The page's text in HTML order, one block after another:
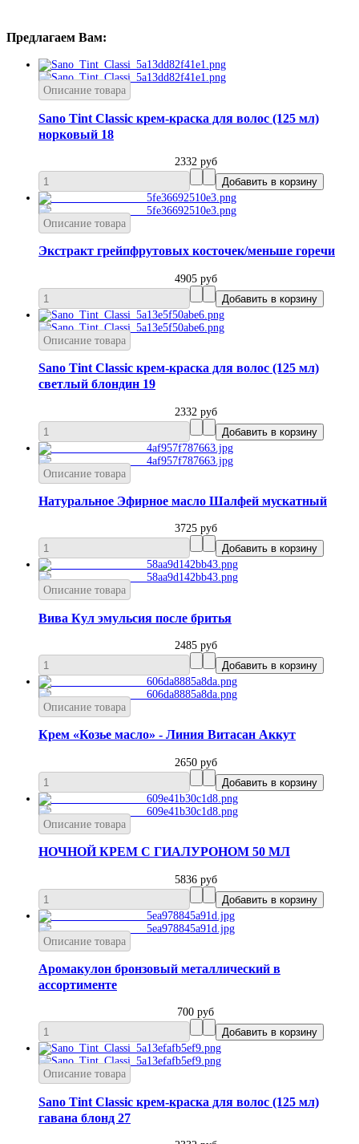
Предлагаем Вам:
Описание товара
Sano Tint Classic крем-краска для волос (125 мл)
норковый 18
2332 руб
Описание товара
Экстракт грейпфрутовых косточек/меньше горечи
4905 руб
Описание товара
Sano Tint Classic крем-краска для волос (125 мл)
светлый блондин 19
2332 руб
Описание товара
Натуральное Эфирное масло Шалфей мускатный
3725 руб
Описание товара
Вива Кул эмульсия после бритья
2485 руб
Описание товара
Крем «Козье масло» - Линия Витасан Аккут
2650 руб
Описание товара
НОЧНОЙ КРЕМ С ГИАЛУРОНОМ 50 МЛ
5836 руб
Описание товара
Аромакулон бронзовый металлический в
ассортименте
700 руб
Описание товара
Sano Tint Classic крем-краска для волос (125 мл)
гавана блонд 27